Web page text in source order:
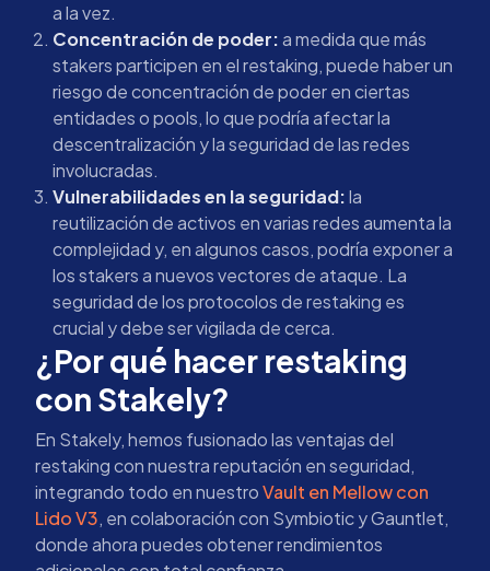
a la vez.
Concentración de poder:a medida que más
stakers participen en el restaking, puede haber un
riesgo de concentración de poder en ciertas
entidades o pools, lo que podría afectar la
descentralización y la seguridad de las redes
involucradas.
Vulnerabilidades en la seguridad:la
reutilización de activos en varias redes aumenta la
complejidad y, en algunos casos, podría exponer a
los stakers a nuevos vectores de ataque. La
seguridad de los protocolos de restaking es
crucial y debe ser vigilada de cerca.
¿Por qué hacer restaking
con Stakely?
En Stakely, hemos fusionado las ventajas del
restaking con nuestra reputación en seguridad,
integrando todo en nuestroVault en Mellow con
Lido V3, en colaboración con Symbiotic y Gauntlet,
donde ahora puedes obtener rendimientos